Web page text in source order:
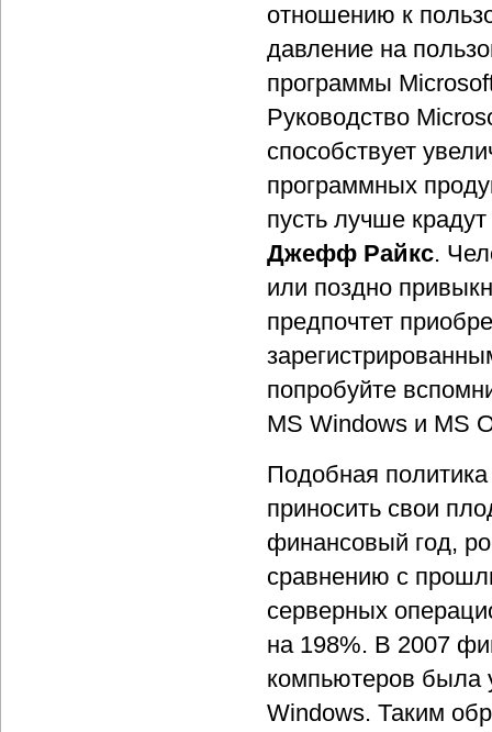
отношению к
давление на
программы
Руководство
способствует
программных
пусть лучше
Джефф Райкс.
или поздно
предпочтет
попробуйте
MS Windows и MS
Подобная
приносить свои
финансовый год,
сравнению с
серверных
на 198%. В 2007
компьютеров была
Windows. Таким